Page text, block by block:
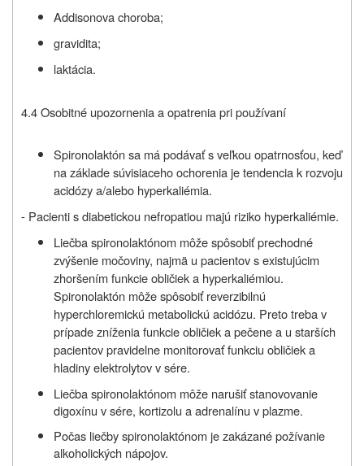
Addisonova choroba;
gravidita;
laktácia.
4.4 Osobitné upozornenia a opatrenia pri používaní
Spironolaktón sa má podávať s veľkou opatrnosťou, keď
na základe súvisiaceho ochorenia je tendencia k rozvoju
acidózy a/alebo hyperkaliémia.
- Pacienti s diabetickou nefropatiou majú riziko hyperkaliémie.
Liečba spironolaktónom môže spôsobiť prechodné
zvýšenie močoviny, najmä u pacientov s existujúcim
zhoršením funkcie obličiek a hyperkaliémiou.
Spironolaktón môže spôsobiť reverzibilnú
hyperchloremickú metabolickú acidózu. Preto treba v
prípade zníženia funkcie obličiek a pečene a u starších
pacientov pravidelne monitorovať funkciu obličiek a
hladiny elektrolytov v sére.
Liečba spironolaktónom môže narušiť stanovovanie
digoxínu v sére, kortizolu a adrenalínu v plazme.
Počas liečby spironolaktónom je zakázané požívanie
alkoholických nápojov.